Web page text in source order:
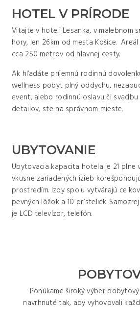
HOTEL V PRÍRODE
Vitajte v hoteli Lesanka, v malebnom
hory, len 26km od mesta Košice.
cca 250 metrov od hlavnej cesty.
Ak hľadáte príjemnú rodinnú
wellness pobyt plný oddychu,
event, alebo rodinnú oslavu či
detailov, ste na správnom mieste.
UBYTOVANIE
Ubytovacia kapacita hotela je 21 plne
vkusne zariadených izieb
prostredím. Izby spolu vytvárajú
pevných lôžok a 10 prísteliek.
je LCD televízor, telefón.
Ponúkame široký výber
navrhnuté tak, aby vyhovovali